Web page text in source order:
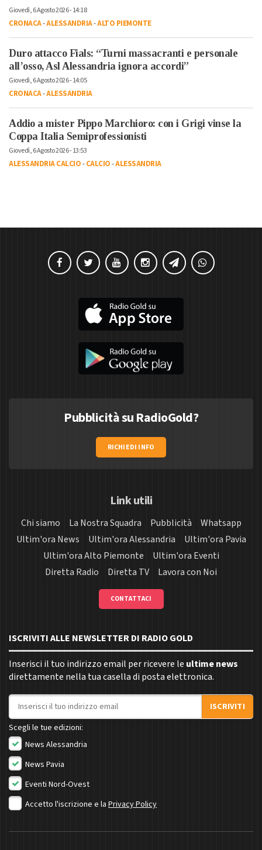
Giovedì, 6 Agosto 2026 - 14:18
CRONACA-ALESSANDRIA-ALTO PIEMONTE
Duro attacco Fials: “Turni massacranti e personale
all’osso, Asl Alessandria ignora accordi”
Giovedì, 6 Agosto 2026 - 14:05
CRONACA-ALESSANDRIA
Addio a mister Pippo Marchioro: con i Grigi vinse la
Coppa Italia Semiprofessionisti
Giovedì, 6 Agosto 2026 - 13:53
ALESSANDRIA CALCIO-CALCIO-ALESSANDRIA
Pubblicità su RadioGold?
RICHIEDI INFO
Link utili
Chi siamo La Nostra Squadra Pubblicità
Whatsapp
Ultim'ora News
Ultim'ora Alessandria
Ultim'ora Pavia
Ultim'ora Alto Piemonte
Ultim'ora Eventi
Diretta Radio
Diretta TV Lavora con Noi
CONTATTACI
ISCRIVITI ALLE NEWSLETTER DI RADIO GOLD
Inserisci il tuo indirizzo email per ricevere le ultime news
direttamente nella tua casella di posta elettronica.
Indirizzo email
ISCRIVITI
Scegli le tue edizioni:
News Alessandria
News Pavia
Eventi Nord-Ovest
Accetto l'iscrizione e la Privacy Policy